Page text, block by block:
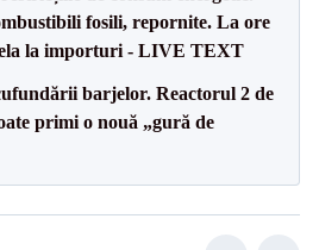
fosili, repornite. La ore
la importuri - LIVE TEXT
barjelor. Reactorul 2 de
primi o nouă „gură de